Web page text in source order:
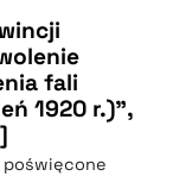
fali
1920 r.)",